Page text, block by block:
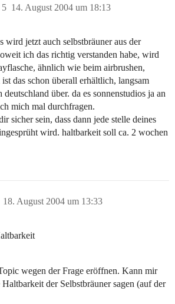
14. August 2004 um 18:13
5
wird jetzt auch selbstbräuner aus der
ich das richtig verstanden habe, wird
ähnlich wie beim airbrushen,
das schon überall erhältlich, langsam
deutschland über. da es sonnenstudios ja an
mich mal durchfragen.
sicher sein, dass dann jede stelle deines
wird. haltbarkeit soll ca. 2 wochen
18. August 2004 um 13:33
wegen der Frage eröffnen. Kann mir
der Selbstbräuner sagen (auf der